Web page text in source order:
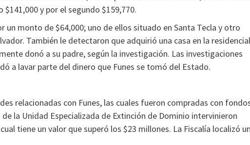
y por el segundo $159,770.
un monto de $64,000; uno de ellos situado en Santa Tecla y otro
También le detectaron que adquirió una casa en la residencial
donó a su padre, según la investigación. Las investigaciones
a lavar parte del dinero que Funes se tomó del Estado.
relacionadas con Funes, las cuales fueron compradas con
la Unidad Especializada de Extinción de Dominio intervinieron
tiene un valor que superó los $23 millones. La Fiscalía localizó